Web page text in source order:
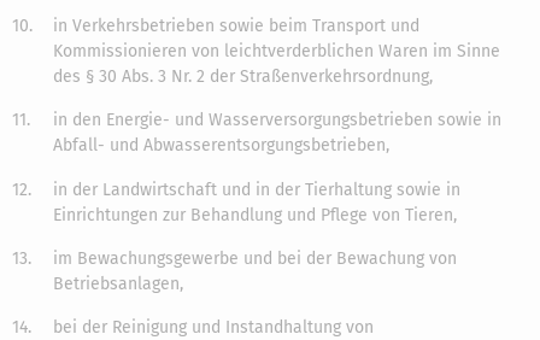
10.
in Verkehrsbetrieben sowie beim Transport und
Kommissionieren von leichtverderblichen Waren im Sinne
des § 30 Abs. 3 Nr. 2 der Straßenverkehrsordnung,
11.
in den Energie- und Wasserversorgungsbetrieben sowie in
Abfall- und Abwasserentsorgungsbetrieben,
12.
in der Landwirtschaft und in der Tierhaltung sowie in
Einrichtungen zur Behandlung und Pflege von Tieren,
13.
im Bewachungsgewerbe und bei der Bewachung von
Betriebsanlagen,
14.
bei der Reinigung und Instandhaltung von